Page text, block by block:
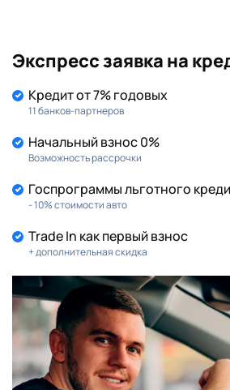
Экспресс заявка на
Кредит от 7% годовых
11 банков-партнеров
Начальный взнос 0%
Возможность рассрочки
Госпрограммы льготного
- 10% стоимости авто
Trade In как первый взнос
+ дополнительная скидка